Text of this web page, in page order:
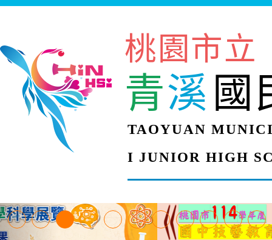
桃園市立
青溪 國
TAOYUAN
I JUNIOR HIGH